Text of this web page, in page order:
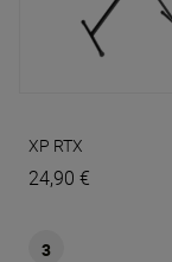
XP RTX
24,90 €
3